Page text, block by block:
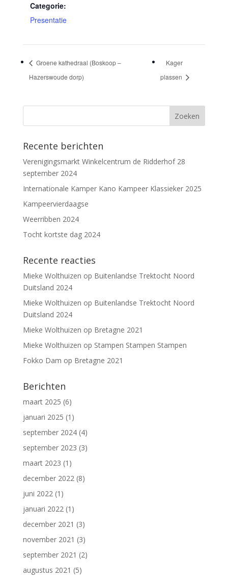
Categorie:
Presentatie
Groene kathedraal (Boskoop –
Hazerswoude dorp)
Kager
plassen
Recente berichten
Verenigingsmarkt Winkelcentrum de Ridderhof 28
september 2024
Internationale Kamper Kano Kampeer Klassieker 2025
Kampeervierdaagse
Weerribben 2024
Tocht kortste dag 2024
Recente reacties
Mieke Wolthuizen op Buitenlandse Trektocht Noord
Duitsland 2024
Mieke Wolthuizen op Buitenlandse Trektocht Noord
Duitsland 2024
Mieke Wolthuizen op Bretagne 2021
Mieke Wolthuizen op Stampen Stampen Stampen
Fokko Dam op Bretagne 2021
Berichten
maart 2025 (6)
januari 2025 (1)
september 2024(4)
september 2023 (3)
maart 2023 (1)
december 2022 (8)
juni 2022 (1)
januari 2022 (1)
december 2021 (3)
november 2021 (3)
september 2021 (2)
augustus 2021 (5)